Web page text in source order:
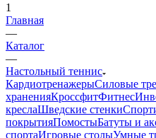
1
Главная
—
Каталог
—
Настольный теннис
КардиотренажерыСиловые
храненияКроссфитФитнес
креслаШведские стенки
покрытияПомостыБатуты и
спортаИгровые столыУмные